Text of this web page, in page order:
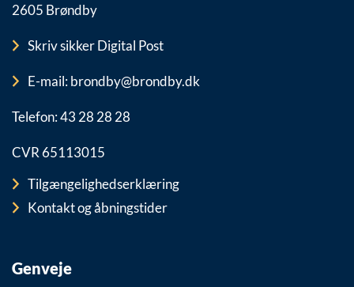
2605 Brøndby
Skriv sikker Digital Post
E-mail: brondby@brondby.dk
Telefon: 43 28 28 28
CVR 65113015
Tilgængelighedserklæring
Kontakt og åbningstider
Genveje